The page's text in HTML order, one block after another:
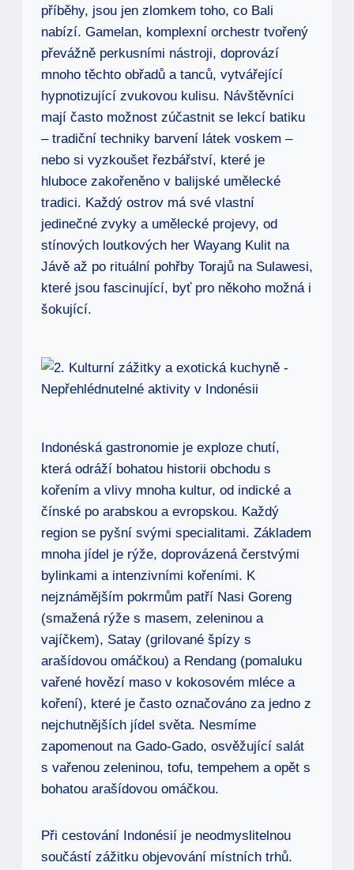
příběhy, jsou jen zlomkem toho, co Bali
nabízí. Gamelan, komplexní orchestr tvořený
převážně perkusními nástroji, doprovází
mnoho těchto obřadů a tanců, vytvářející
hypnotizující zvukovou kulisu. Návštěvníci
mají často možnost zúčastnit se lekcí batiku
– tradiční techniky barvení látek voskem –
nebo si vyzkoušet řezbářství, které je
hluboce zakořeněno v balijské umělecké
tradici. Každý ostrov má své vlastní
jedinečné zvyky a umělecké projevy, od
stínových loutkových her Wayang Kulit na
Jávě až po rituální pohřby Torajů na Sulawesi,
které jsou fascinující, byť pro někoho možná i
šokující.
Indonéská gastronomie je exploze chutí,
která odráží bohatou historii obchodu s
kořením a vlivy mnoha kultur, od indické a
čínské po arabskou a evropskou. Každý
region se pyšní svými specialitami. Základem
mnoha jídel je rýže, doprovázená čerstvými
bylinkami a intenzivními kořeními. K
nejznámějším pokrmům patří Nasi Goreng
(smažená rýže s masem, zeleninou a
vajíčkem), Satay (grilované špízy s
arašídovou omáčkou) a Rendang (pomaluku
vařené hovězí maso v kokosovém mléce a
koření), které je často označováno za jedno z
nejchutnějších jídel světa. Nesmíme
zapomenout na Gado-Gado, osvěžující salát
s vařenou zeleninou, tofu, tempehem a opět s
bohatou arašídovou omáčkou.
Při cestování Indonésií je neodmyslitelnou
součástí zážitku objevování místních trhů.